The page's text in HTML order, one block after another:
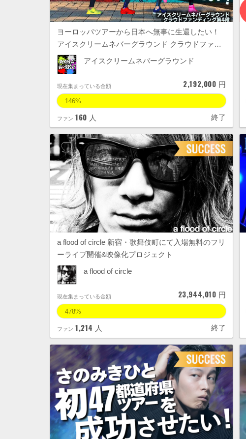
ヨーロッパツアーから日本へ無事に生還したい！
アイスクリームネバーグラウンド クラウドファ…
アイスクリームネバーグラウンド
現在集まっている金額 2,192,000 円
146%
ファン 160 人 終了
a flood of circle 新宿・歌舞伎町にて入場無料のフリ
ーライブ開催&映像化プロジェクト
a flood of circle
現在集まっている金額 23,944,010 円
478%
ファン 1,214 人 終了